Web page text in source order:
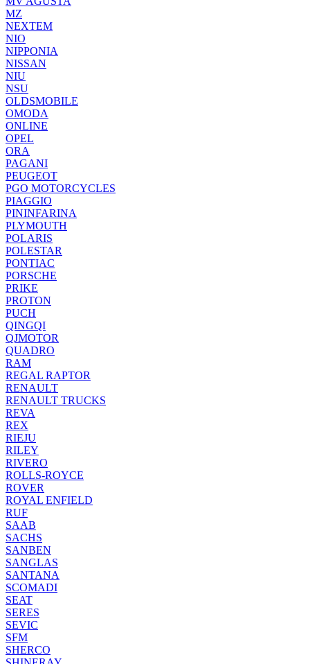
MZ
NEXTEM
NIO
NIPPONIA
NISSAN
NIU
NSU
OLDSMOBILE
OMODA
ONLINE
OPEL
ORA
PAGANI
PEUGEOT
PGO MOTORCYCLES
PIAGGIO
PININFARINA
PLYMOUTH
POLARIS
POLESTAR
PONTIAC
PORSCHE
PRIKE
PROTON
PUCH
QINGQI
QJMOTOR
QUADRO
RAM
REGAL RAPTOR
RENAULT
RENAULT TRUCKS
REVA
REX
RIEJU
RILEY
RIVERO
ROLLS-ROYCE
ROVER
ROYAL ENFIELD
RUF
SAAB
SACHS
SANBEN
SANGLAS
SANTANA
SCOMADI
SEAT
SERES
SEVIC
SFM
SHERCO